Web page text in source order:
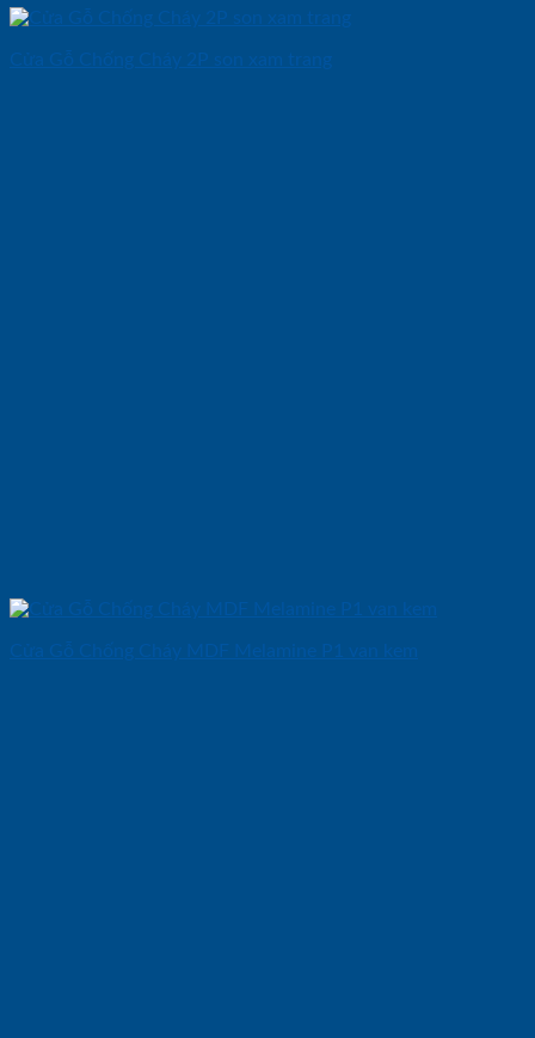
Cửa Gỗ Chống Cháy 2P son xam trang
Cửa Gỗ Chống Cháy MDF Melamine P1 van kem